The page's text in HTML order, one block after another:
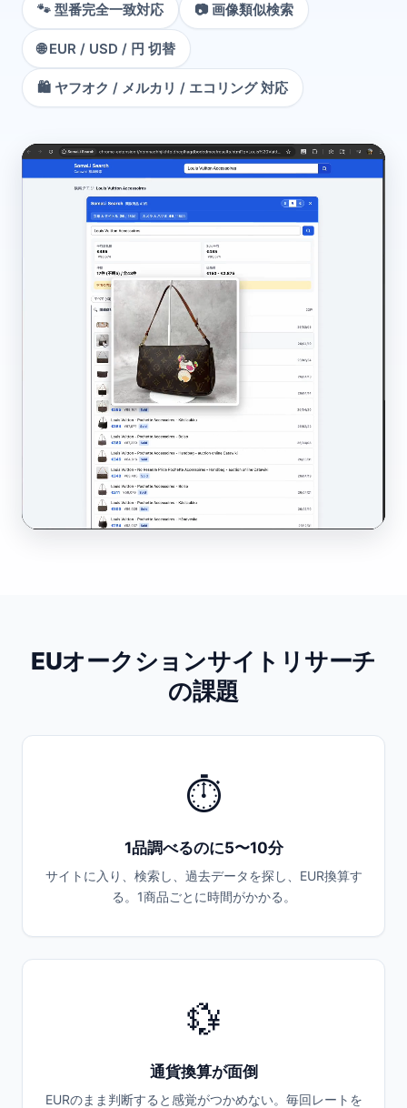
🐾 型番完全一致対応 📷 画像類似検索
🌐 EUR / USD / 円 切替
🛍 ヤフオク / メルカリ / エコリング 対応
EUオークションサイトリサーチ
の課題
⏱
1品調べるのに5〜10分
サイトに入り、検索し、過去データを探し、EUR換算す
る。1商品ごとに時間がかかる。
💱
通貨換算が面倒
EURのまま判断すると感覚がつかめない。毎回レートを